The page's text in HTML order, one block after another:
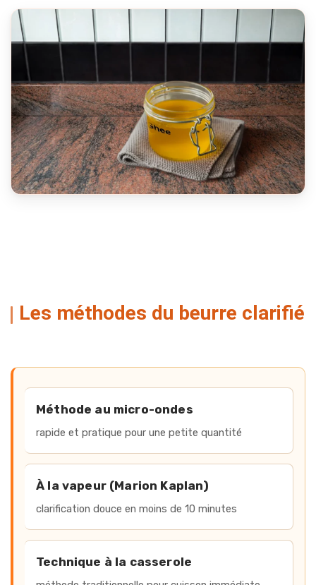
Les méthodes du beurre clarifié
Accès rapide aux méthodes
Méthode au micro-ondes
rapide et pratique pour une petite quantité
À la vapeur (Marion Kaplan)
clarification douce en moins de 10 minutes
Technique à la casserole